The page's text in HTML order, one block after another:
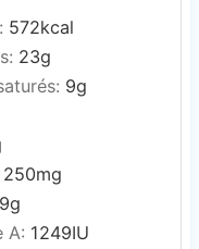
572kcal
23g
9g
250mg
g
A: 1249IU